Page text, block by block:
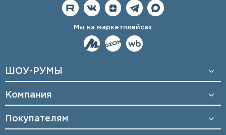
Мы на маркетплейсах
ШОУ-РУМЫ
Компания
Покупателям